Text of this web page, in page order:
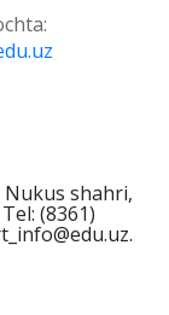
shahri,
(8361)